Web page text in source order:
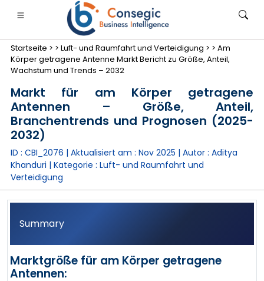
Finanzdienstleistungen und Versicherungen
• Konsumgüter• Energie und Strom
•
• Fallstudien
Startseite > > Luft- und Raumfahrt und Verteidigung > > Am
Körper getragene Antenne Markt Bericht zu Größe, Anteil,
Wachstum und Trends – 2032
Markt für am Körper getragene
Antennen – Größe, Anteil,
Branchentrends und Prognosen (2025-
2032)
ID : CBI_2076 | Aktualisiert am : Nov 2025 | Autor : Aditya
Khanduri | Kategorie : Luft- und Raumfahrt und
Verteidigung
Summary
Marktgröße für am Körper getragene
Antennen: